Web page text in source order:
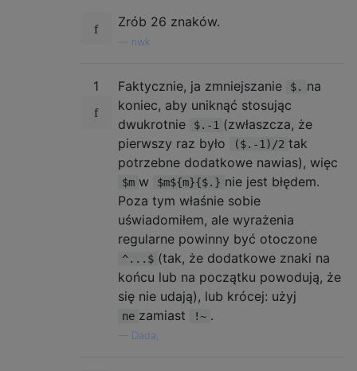
Zrób 26 znaków.
nwk
1 Faktycznie, ja zmniejszanie $. na
koniec, aby uniknąć stosując
dwukrotnie
$.-1 (zwłaszcza, że
pierwszy raz było
($.-1)/2 tak
potrzebne dodatkowe nawias), więc
$m w $m${m}{$.} nie jest błędem.
Poza tym właśnie sobie
uświadomiłem, ale wyrażenia
regularne powinny być otoczone
^...$ (tak, że dodatkowe znaki na
końcu lub na początku powodują, że
się nie udają), lub krócej: użyj
ne zamiast !~ .
Dada,